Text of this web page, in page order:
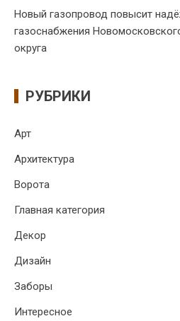
Новый газопровод повысит
газоснабжения
округа
РУБРИКИ
Арт
Архитектура
Ворота
Главная категория
Декор
Дизайн
Заборы
Интересное